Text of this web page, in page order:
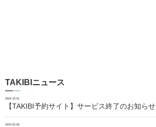
TAKIBIニュース
2024.10.01
【TAKIBI予約サイト】サービス終了のお知らせ
2024.02.06